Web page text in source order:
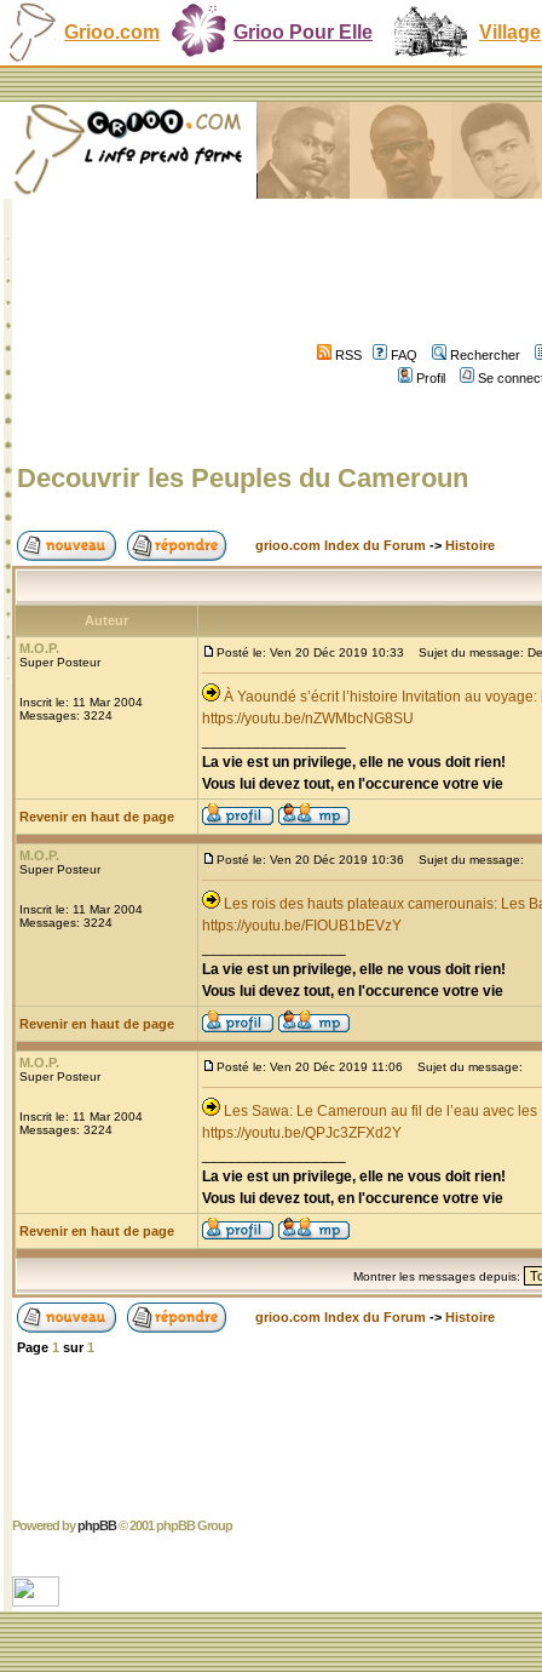
Grioo.com Grioo Pour Elle Village
RSS FAQ
Rechercher
Profil
Se
Decouvrir les Peuples du Cameroun
grioo.com Index du Forum -> Histoire
Auteur
M.O.P.
Super Posteur
Inscrit le: 11 Mar 2004
Messages: 3224
Posté le: Ven 20 Déc 2019 10:33 Sujet du message:
À Yaoundé s’écrit l’histoire Invitation au
https://youtu.be/nZWMbcNG8SU
La vie est un privilege, elle ne vous doit rien!
Vous lui devez tout, en l'occurence votre vie
Revenir en haut de page
M.O.P.
Super Posteur
Inscrit le: 11 Mar 2004
Messages: 3224
Posté le: Ven 20 Déc 2019 10:36 Sujet du message:
Les rois des hauts plateaux camerounais: Les
https://youtu.be/FIOUB1bEVzY
La vie est un privilege, elle ne vous doit rien!
Vous lui devez tout, en l'occurence votre vie
Revenir en haut de page
M.O.P.
Super Posteur
Inscrit le: 11 Mar 2004
Messages: 3224
Posté le: Ven 20 Déc 2019 11:06 Sujet du message:
Les Sawa: Le Cameroun au fil de l’eau avec
https://youtu.be/QPJc3ZFXd2Y
La vie est un privilege, elle ne vous doit rien!
Vous lui devez tout, en l'occurence votre vie
Revenir en haut de page
Montrer les messages depuis:
grioo.com Index du Forum -> Histoire
Page 1 sur1
Powered byphpBB© 2001 phpBB Group